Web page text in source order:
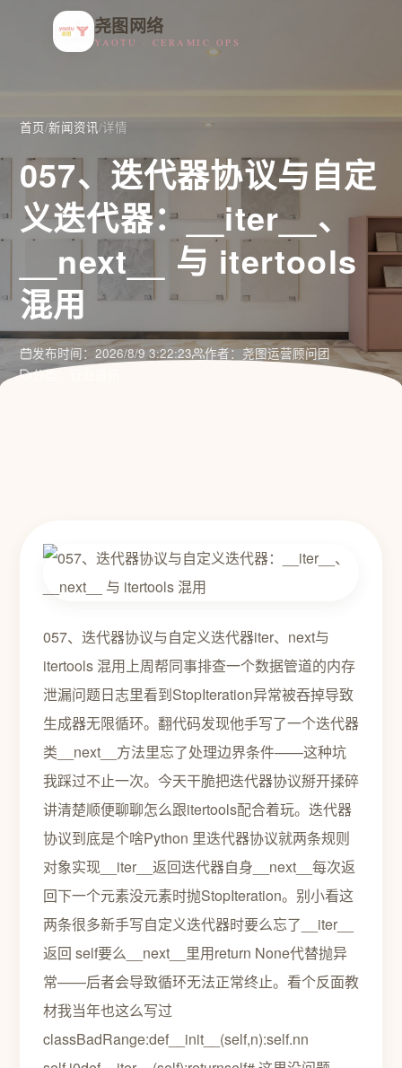
尧图网络
YAOTU · CERAMIC OPS
首页/新闻资讯/详情
057、迭代器协议与自定
义迭代器：__iter__、
__next__ 与 itertools
混用
发布时间：2026/8/9 3:22:23
作者：尧图运营顾问团
分类：行业资讯
057、迭代器协议与自定义迭代器iter、next与
itertools 混用上周帮同事排查一个数据管道的内存
泄漏问题日志里看到StopIteration异常被吞掉导致
生成器无限循环。翻代码发现他手写了一个迭代器
类__next__方法里忘了处理边界条件——这种坑
我踩过不止一次。今天干脆把迭代器协议掰开揉碎
讲清楚顺便聊聊怎么跟itertools配合着玩。迭代器
协议到底是个啥Python 里迭代器协议就两条规则
对象实现__iter__返回迭代器自身__next__每次返
回下一个元素没元素时抛StopIteration。别小看这
两条很多新手写自定义迭代器时要么忘了__iter__
返回 self要么__next__里用return None代替抛异
常——后者会导致循环无法正常终止。看个反面教
材我当年也这么写过
classBadRange:def__init__(self,n):self.nn